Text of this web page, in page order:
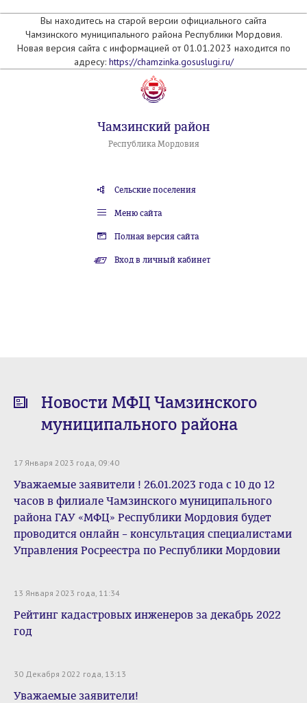
Вы находитесь на старой версии официального сайта
Чамзинского муниципального района Республики Мордовия.
Новая версия сайта с информацией от 01.01.2023 находится по
адресу: https://chamzinka.gosuslugi.ru/
Чамзинский район
Республика Мордовия
Сельские поселения
Меню сайта
Полная версия сайта
Вход в личный кабинет
Новости МФЦ Чамзинского
муниципального района
17 Января 2023 года, 09:40
Уважаемые заявители ! 26.01.2023 года с 10 до 12
часов в филиале Чамзинского муниципального
района ГАУ «МФЦ» Республики Мордовия будет
проводится онлайн – консультация специалистами
Управления Росреестра по Республики Мордовии
13 Января 2023 года, 11:34
Рейтинг кадастровых инженеров за декабрь 2022
год
30 Декабря 2022 года, 13:13
Уважаемые заявители!